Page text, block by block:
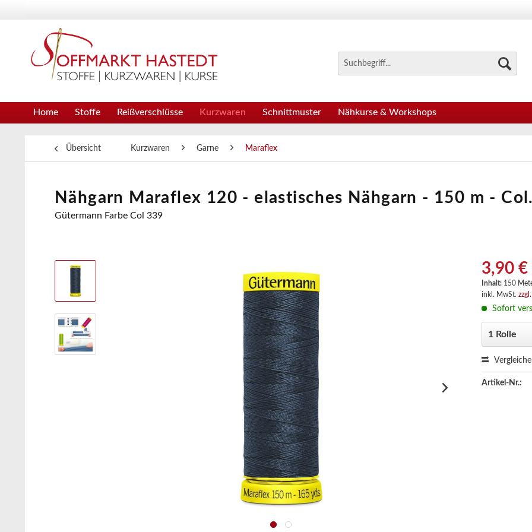
Home Stoffe Reißverschlüsse Kurzwaren Schnittmuster Nähkurse & Workshops
Übersicht Kurzwaren Garne Maraflex
Nähgarn Maraflex 120 - elastisches Nähgarn - 150 m -
Gütermann Farbe Col 339
3,90 €
Inhalt: 150
inkl. MwSt.
Sofort
Artikel-Nr.: